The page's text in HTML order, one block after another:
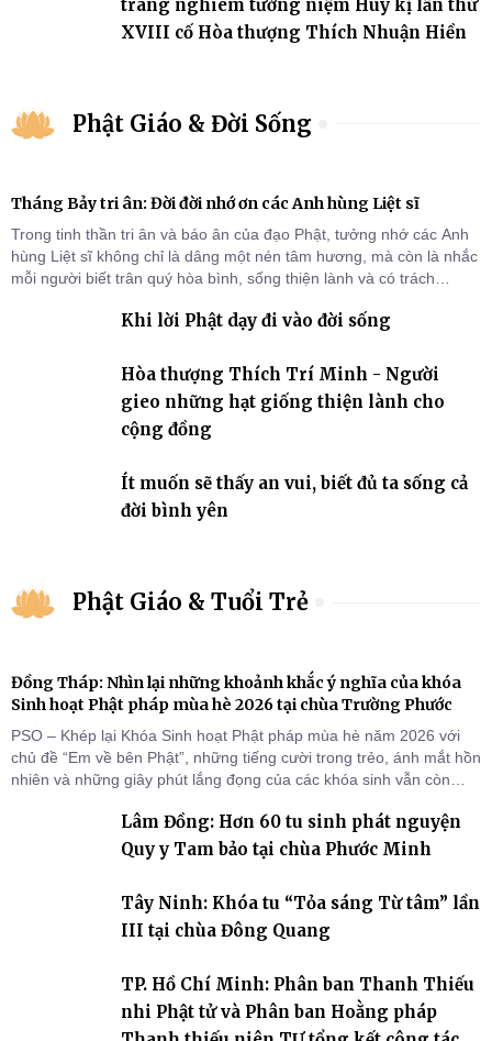
trang nghiêm tưởng niệm Húy kị lần thứ
XVIII cố Hòa thượng Thích Nhuận Hiền
Phật Giáo & Đời Sống
Tháng Bảy tri ân: Đời đời nhớ ơn các Anh hùng Liệt sĩ
Trong tinh thần tri ân và báo ân của đạo Phật, tưởng nhớ các Anh
hùng Liệt sĩ không chỉ là dâng một nén tâm hương, mà còn là nhắc
mỗi người biết trân quý hòa bình, sống thiện lành và có trách
Khi lời Phật dạy đi vào đời sống
Hòa thượng Thích Trí Minh - Người
gieo những hạt giống thiện lành cho
cộng đồng
Ít muốn sẽ thấy an vui, biết đủ ta sống cả
đời bình yên
Phật Giáo & Tuổi Trẻ
Đồng Tháp: Nhìn lại những khoảnh khắc ý nghĩa của khóa
Sinh hoạt Phật pháp mùa hè 2026 tại chùa Trường Phước
PSO – Khép lại Khóa Sinh hoạt Phật pháp mùa hè năm 2026 với
chủ đề “Em về bên Phật”, những tiếng cười trong trẻo, ánh mắt hồn
nhiên và những giây phút lắng đọng của các khóa sinh vẫn còn
Tháp). Những tuần tu học ngắn ngủi nhưng đã trở thành hành
trang quý báu, gieo những hạt giống thiện l
Lâm Đồng: Hơn 60 tu sinh phát nguyện
Quy y Tam bảo tại chùa Phước Minh
Tây Ninh: Khóa tu “Tỏa sáng Từ tâm” lần
III tại chùa Đông Quang
TP. Hồ Chí Minh: Phân ban Thanh Thiếu
nhi Phật tử và Phân ban Hoằng pháp